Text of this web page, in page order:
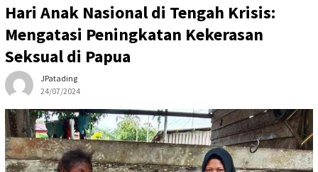
Hari Anak Nasional di Tengah Krisis:
Mengatasi Peningkatan Kekerasan
Seksual di Papua
JPatading
24/07/2024